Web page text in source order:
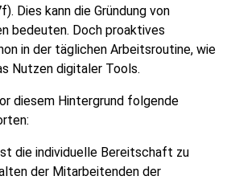
Dies kann die Gründung von
bedeuten. Doch proaktives
in der täglichen Arbeitsroutine, wie
Nutzen digitaler Tools.
diesem Hintergrund folgende
die individuelle Bereitschaft zu
der Mitarbeitenden der